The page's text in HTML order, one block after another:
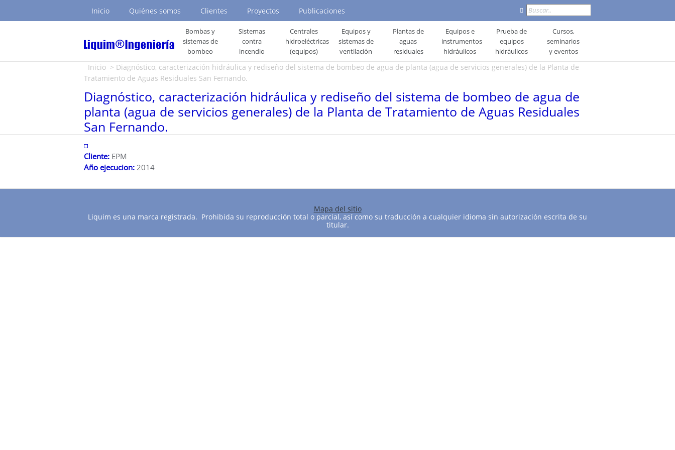
Inicio Quiénes somos Clientes Proyectos Publicaciones Buscar
Bombas y
sistemas de
bombeo
Sistemas
contra
incendio
Centrales
hidroeléctricas
(equipos)
Equipos y
sistemas de
ventilación
Plantas de
aguas
residuales
Equipos e
instrumentos
hidráulicos
Prueba de
equipos
hidráulicos
Cursos,
seminarios
y eventos
Usted está aquí
Inicio > Diagnóstico, caracterización hidráulica y rediseño del sistema de bombeo de agua de planta (agua de servicios generales) de la Planta de
Tratamiento de Aguas Residuales San Fernando.
Diagnóstico, caracterización hidráulica y rediseño del sistema de bombeo de agua de
planta (agua de servicios generales) de la Planta de Tratamiento de Aguas Residuales
San Fernando.
Cliente: EPM
Año ejecucion: 2014
Mapa del sitio
Liquim es una marca registrada. Prohibida su reproducción total o parcial, así como su traducción a cualquier idioma sin autorización escrita de su
titular.